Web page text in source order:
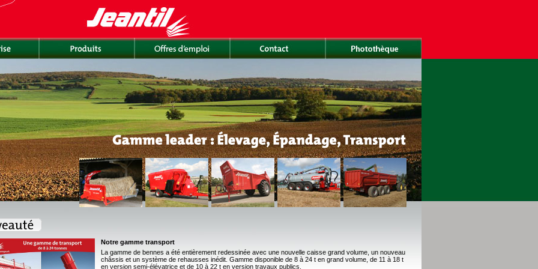
Notre gamme transport
La gamme de bennes a été entièrement redessinée avec une nouvelle caisse grand volume, un nouveau
châssis et un système de rehausses inédit. Gamme disponible de 8 à 24 t en grand volume, de 11 à 18 t
en version semi-élévatrice et de 10 à 22 t en version travaux publics.